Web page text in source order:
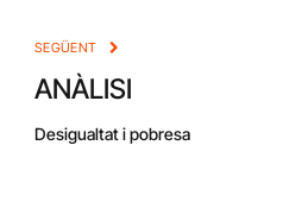
SEGÜENT
ANÀLISI
Desigualtat i pobresa